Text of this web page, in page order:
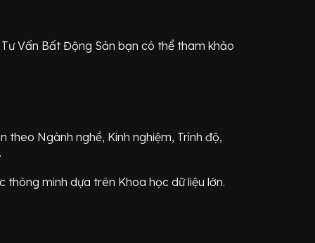
Tư Vấn Bất Động Sản bạn có thể tham khảo
theo Ngành nghề, Kinh nghiệm, Trình độ,
thông minh dựa trên Khoa học dữ liệu lớn.